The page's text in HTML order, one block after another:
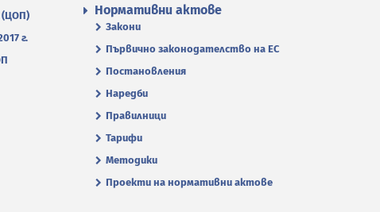
(ЦОП)
г.
Нормативни актове
Закони
Първично законодателство на ЕС
Постановления
Наредби
Правилници
Тарифи
Методики
Проекти на нормативни актове